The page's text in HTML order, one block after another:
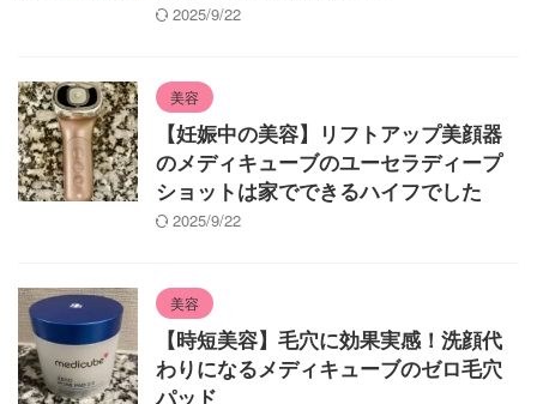
2025/9/22
美容
【妊娠中の美容】リフトアップ美顔器
のメディキューブのユーセラディープ
ショットは家でできるハイフでした
2025/9/22
美容
【時短美容】毛穴に効果実感！洗顔代
わりになるメディキューブのゼロ毛穴
パッド